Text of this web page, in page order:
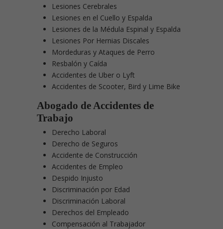
Lesiones Cerebrales
Lesiones en el Cuello y Espalda
Lesiones de la Médula Espinal y Espalda
Lesiones Por Hernias Discales
Mordeduras y Ataques de Perro
Resbalón y Caída
Accidentes de Uber o Lyft
Accidentes de Scooter, Bird y Lime Bike
Abogado de Accidentes de
Trabajo
Derecho Laboral
Derecho de Seguros
Accidente de Construcción
Accidentes de Empleo
Despido Injusto
Discriminación por Edad
Discriminación Laboral
Derechos del Empleado
Compensación al Trabajador